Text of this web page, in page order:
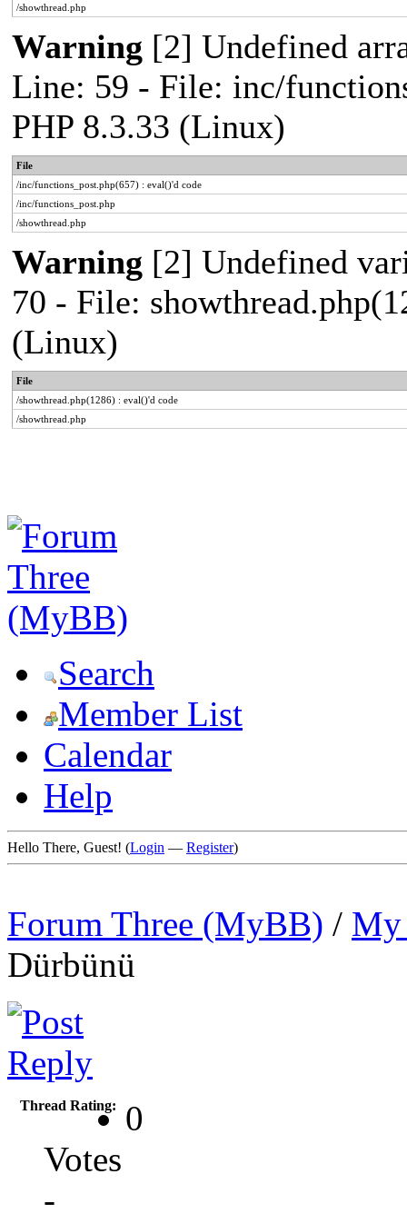
/showthread.php
Warning [2] Undefined
Line: 59 - File: inc/
PHP 8.3.33 (Linux)
File
/inc/functions_post.php(657) : eval()'d code
/inc/functions_post.php
/showthread.php
Warning [2] Undefined
70 - File:
(Linux)
File
/showthread.php(1286) : eval()'d code
/showthread.php
Search
Member List
Calendar
Help
Hello There, Guest! (Login — Register)
Forum Three (MyBB) / My
Dürbünü
Thread Rating:
0
Votes
-